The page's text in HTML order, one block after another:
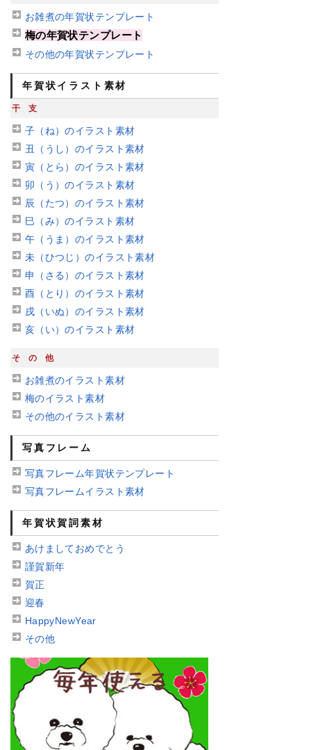
お雑煮の年賀状テンプレート
梅の年賀状テンプレート
その他の年賀状テンプレート
年賀状イラスト素材
干支
子（ね）のイラスト素材
丑（うし）のイラスト素材
寅（とら）のイラスト素材
卯（う）のイラスト素材
辰（たつ）のイラスト素材
巳（み）のイラスト素材
午（うま）のイラスト素材
未（ひつじ）のイラスト素材
申（さる）のイラスト素材
酉（とり）のイラスト素材
戌（いぬ）のイラスト素材
亥（い）のイラスト素材
その他
お雑煮のイラスト素材
梅のイラスト素材
その他のイラスト素材
写真フレーム
写真フレーム年賀状テンプレート
写真フレームイラスト素材
年賀状賀詞素材
あけましておめでとう
謹賀新年
賀正
迎春
HappyNewYear
その他